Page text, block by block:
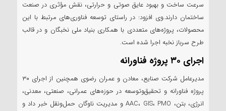
سرعت ساخت و بهبود عایق صوتی و حرارتی، نقش مؤثری در صنعت
ساختمان دارند.وی افزود: در راستای توسعه فناوری‌های مرتبط با این
محصولات، پروژه‌های متعددی با همکاری بنیاد ملی نخبگان و در قالب
طرح سرباز نخبه اجرا شده است.
اجرای ۳۰ پروژه فناورانه
مدیرعامل شرکت صنایع، معادن و عمران رضوی همچنین از اجرای ۳۰
پروژه فناورانه و تحقیق‌وتوسعه در حوزه‌های عمرانی، صنعتی، معدنی،
انرژی، بتن، AAC، GIS، PMO و مدیریت ناوگان حمل‌ونقل خبر داد و